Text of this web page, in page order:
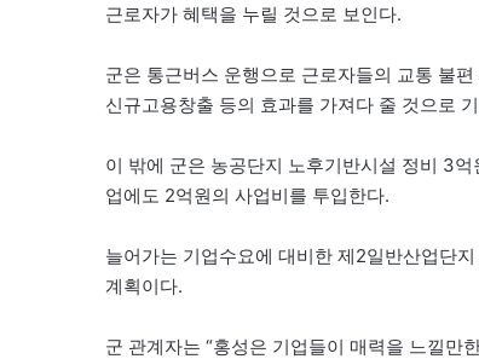
근로자가 혜택을 누릴 것으로 보인다.
군은 통근버스 운행으로 근로자들의 교통 불
신규고용창출 등의 효과를 가져다 줄 것으로
이 밖에 군은 농공단지 노후기반시설 정비 3
업에도 2억원의 사업비를 투입한다.
늘어가는 기업수요에 대비한 제2일반산업단
계획이다.
군 관계자는 “홍성은 기업들이 매력을 느낄만